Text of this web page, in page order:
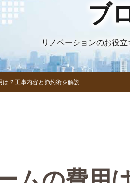
ブ
リノベーションのお役
は？工事内容と節約術を解説